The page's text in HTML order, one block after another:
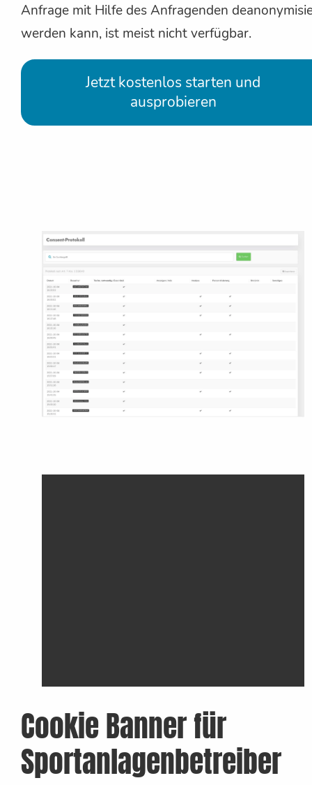
Anfrage mit Hilfe des Anfragenden
werden kann, ist meist nicht verfügbar.
Jetzt kostenlos starten und
ausprobieren
Cookie Banner für
Sportanlagenbetreiber